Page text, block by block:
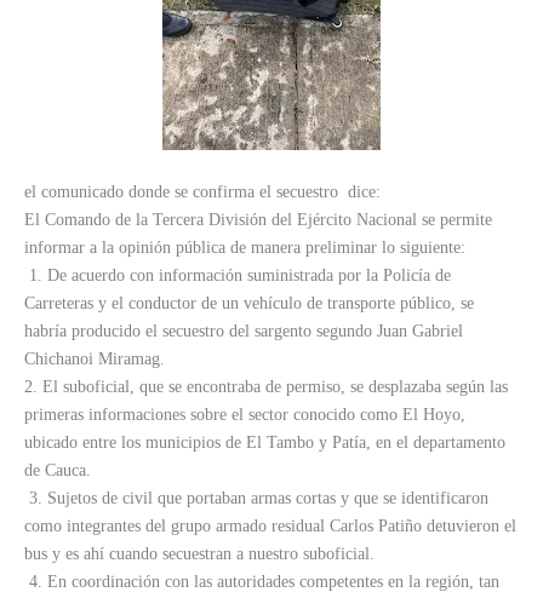
el comunicado donde se confirma el secuestro dice:
El Comando de la Tercera División del Ejército Nacional se permite
informar a la opinión pública de manera preliminar lo siguiente:
1. De acuerdo con información suministrada por la Policía de
Carreteras y el conductor de un vehículo de transporte público, se
habría producido el secuestro del sargento segundo Juan Gabriel
Chichanoi Miramag.
2. El suboficial, que se encontraba de permiso, se desplazaba según las
primeras informaciones sobre el sector conocido como El Hoyo,
ubicado entre los municipios de El Tambo y Patía, en el departamento
de Cauca.
3. Sujetos de civil que portaban armas cortas y que se identificaron
como integrantes del grupo armado residual Carlos Patiño detuvieron el
bus y es ahí cuando secuestran a nuestro suboficial.
4. En coordinación con las autoridades competentes en la región, tan